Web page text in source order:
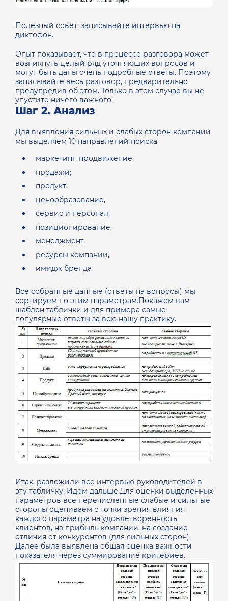
Полезный совет: записывайте интервью на
диктофон.
Опыт показывает, что в процессе разговора может
возникнуть целый ряд уточняющих вопросов и
могут быть даны очень подробные ответы. Поэтому
записывайте весь разговор, предварительно
предупредив об этом. Только в этом случае вы не
упустите ничего важного.
Шаг 2. Анализ
Для выявления сильных и слабых сторон компании
мы выделяем 10 направлений поиска.
маркетинг, продвижение;
продажи;
продукт;
ценообразование,
сервис и персонал,
позиционирование,
менеджмент,
ресурсы компании,
имидж бренда
Все собранные данные (ответы на вопросы) мы
сортируем по этим параметрам.Покажем вам
шаблон таблички и для примера самые
популярные ответы за всю нашу практику.
Итак, разложили все интервью руководителей в
эту табличку. Идем дальше.Для оценки выделенных
параметров все перечисленные слабые и сильные
стороны оцениваем с точки зрения влияния
каждого параметра на удовлетворенность
клиентов, на прибыль компании, на создание
отличия от конкурентов (для сильных сторон).
Далее была выявлена общая оценка важности
показателя через суммирование критериев.